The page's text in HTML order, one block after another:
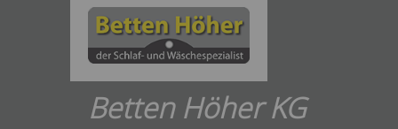
Betten Höher KG